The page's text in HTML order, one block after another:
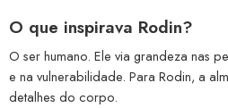
O que inspirava Rodin?
O ser humano. Ele via grandeza nas
e na vulnerabilidade. Para Rodin, a
detalhes do corpo.